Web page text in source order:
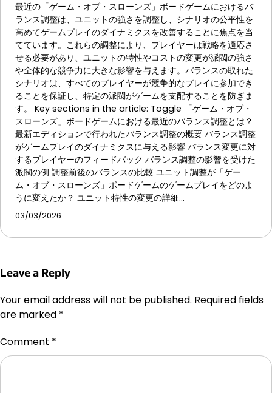
最近の「ゲーム・オブ・スローンズ」ボードゲームにおけるバ
ランス調整は、ユニットの強さを調整し、シナリオの公平性を
高めてゲームプレイのダイナミクスを改善することに焦点を当
てています。これらの調整により、プレイヤーは戦略を適応さ
せる必要があり、ユニットの特性やコストの変更が派閥の強さ
や全体的な競争力に大きな影響を与えます。バランスの取れた
シナリオは、すべてのプレイヤーが競争的なプレイに参加でき
ることを保証し、特定の派閥がゲームを支配することを防ぎま
す。 Key sections in the article: Toggle 「ゲーム・オブ・
スローンズ」ボードゲームにおける最近のバランス調整とは？
最新エディションで行われたバランス調整の概要 バランス調整
がゲームプレイのダイナミクスに与える影響 バランス変更に対
するプレイヤーのフィードバック バランス調整の影響を受けた
派閥の例 調整前後のバランスの比較 ユニット調整が「ゲー
ム・オブ・スローンズ」ボードゲームのゲームプレイをどのよ
うに変えたか？ ユニット特性の変更の詳細…
03/03/2026
Leave a Reply
Your email address will not be published. Required fields
are marked *
Comment *